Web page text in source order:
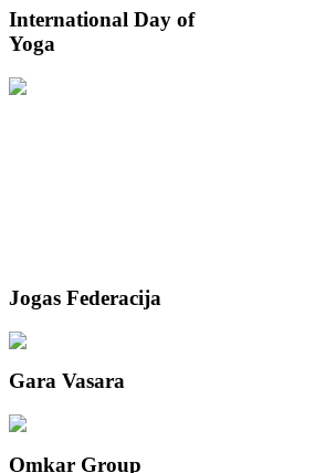
International Day of
Yoga
Jogas Federacija
Gara Vasara
Omkar Group